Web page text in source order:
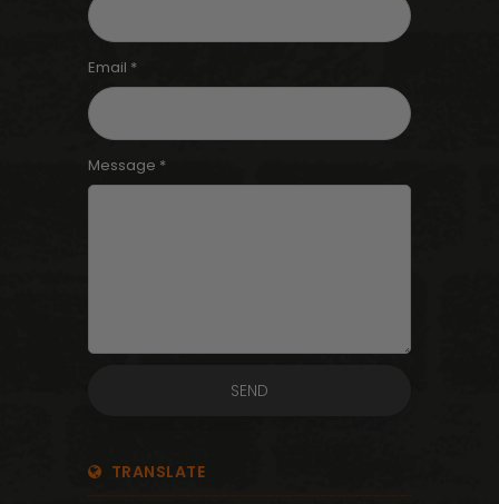
Email *
Message *
TRANSLATE